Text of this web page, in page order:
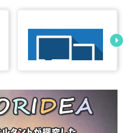
せどりでAmazonセ
ラーセントラルに関
することで困ったら